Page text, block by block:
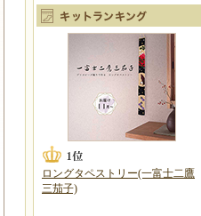
ロングタペストリー(一富士二鷹
三茄子)